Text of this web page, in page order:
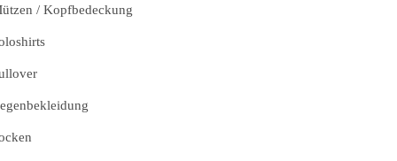
/ Kopfbedeckung